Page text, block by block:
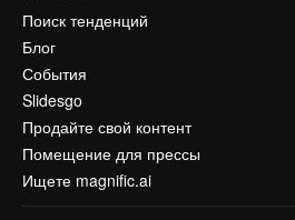
Поиск тенденций
Блог
События
Slidesgo
Продайте свой контент
Помещение для прессы
Ищете magnific.ai